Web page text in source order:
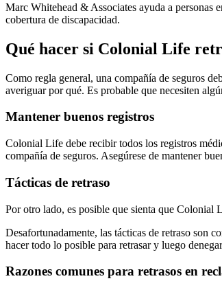
Marc Whitehead & Associates ayuda a personas
cobertura de discapacidad.
Qué hacer si Colonial Life
Como regla general, una compañía de seguros
averiguar por qué. Es probable que necesiten
Mantener buenos registros
Colonial Life debe recibir todos los registros
compañía de seguros. Asegúrese de mantener
Tácticas de retraso
Por otro lado, es posible que sienta que Colonial
Desafortunadamente, las tácticas de retraso son
hacer todo lo posible para retrasar y luego
Razones comunes para retrasos en